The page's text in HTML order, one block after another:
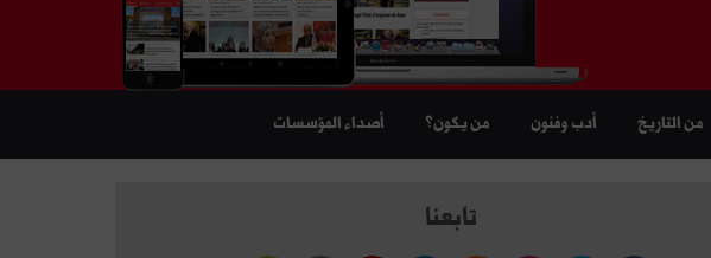
من التاريخ أدب وفنون من يكون؟ أصداء المؤسسات
تابعنا